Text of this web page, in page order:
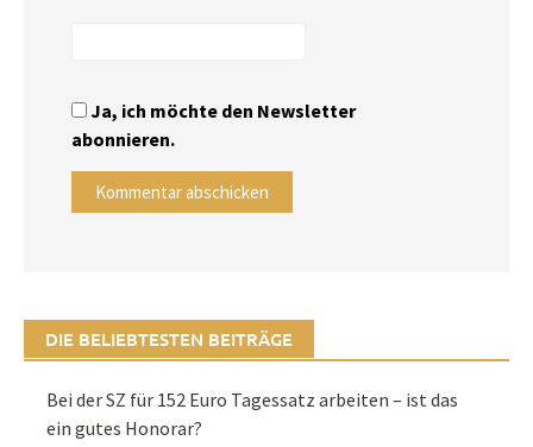
Ja, ich möchte den Newsletter
abonnieren.
DIE BELIEBTESTEN BEITRÄGE
Bei der SZ für 152 Euro Tagessatz arbeiten – ist das
ein gutes Honorar?